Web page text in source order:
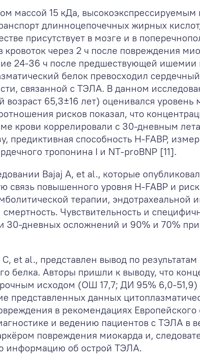
массой 15 кДа,
длинноцепочечных жирных
присутствует в мозге и в
кровоток через 2 ч после повреждения
24-36 ч после предшествующей ишемии
белок превосходил
связанной с ТЭЛА. В данном
65,3±16 лет) оценивался уровень
рисков показал, что
крови коррелировали с 30-дневным
предиктивная способность H-FABP,
тропонина I и NT-proBNP [11].
Bajaj А, et al., которые
повышенного уровня H-FABP и
терапии, эндотрахеальной
Чувствительность и
30-дневных осложнений и 90% и 70%
et al., представлен вывод по
белка. Авторы пришли к выводу, что
исходом (ОШ 17,7; ДИ 95% 6,0-51,9)
данных
в рекомендациях Европейского
и ведению пациентов с ТЭЛА в
повреждения миокарда и,
информацию об острой ТЭЛА.